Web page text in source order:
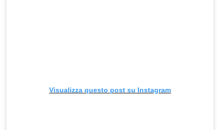
Visualizza questo post su Instagram